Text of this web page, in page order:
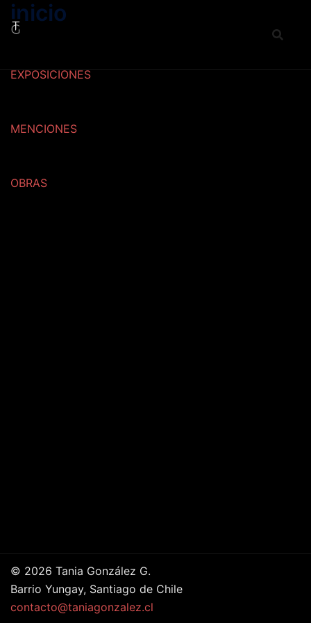
Saltar
inicio
EXPOSICIONES
MENCIONES
OBRAS
© 2026 Tania González G.
Barrio Yungay, Santiago de Chile
contacto@taniagonzalez.cl